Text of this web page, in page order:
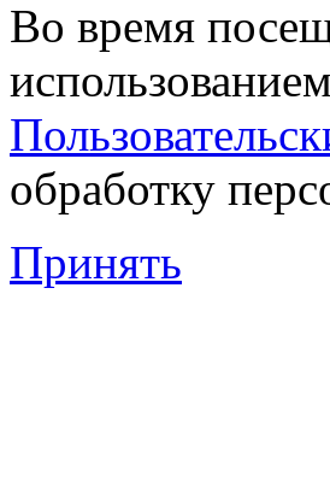
Во время
обработку
Принять